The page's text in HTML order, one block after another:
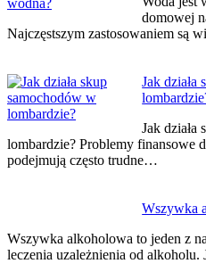
domowej
Najczęstszym zastosowaniem są
Jak działa
Jak działa
lombardzie? Problemy finansowe
podejmują często trudne…
Wszywka
Wszywka alkoholowa to jeden z
leczenia uzależnienia od